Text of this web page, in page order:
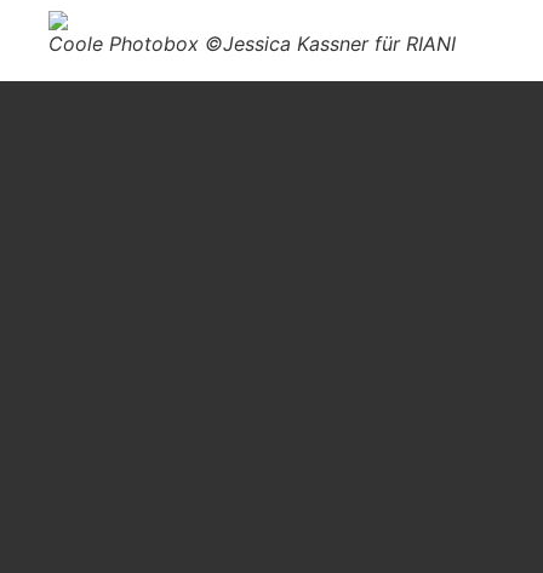
Coole Photobox ©Jessica Kassner für RIANI